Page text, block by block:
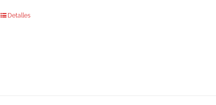
Detalles